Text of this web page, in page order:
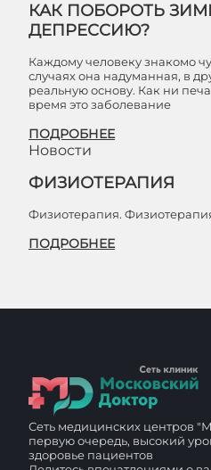
КАК ПОБОРОТЬ
ДЕПРЕССИЮ?
Каждому человеку знакомо
случаях она надуманная, в
реальную основу. Как ни
время это заболевание
ПОДРОБНЕЕ
Новости
ФИЗИОТЕРАПИЯ
Физиотерапия.
ПОДРОБНЕЕ
Сеть медицинских центров
первую очередь, высокий
здоровье пациентов